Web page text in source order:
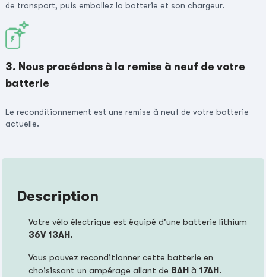
de transport, puis emballez la batterie et son chargeur.
3. Nous procédons à la remise à neuf de votre
batterie
Le reconditionnement est une remise à neuf de votre batterie
actuelle.
Description
Votre vélo électrique est équipé d'une batterie lithium
36V 13AH.
Vous pouvez reconditionner cette batterie en
choisissant un ampérage allant de 8AH à 17AH.